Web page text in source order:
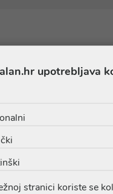
upotrebljava
stranici koriste se